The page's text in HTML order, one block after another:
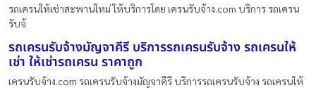
รถเครนให้เช่าสะพานใหม่ ให้บริการโดย เครนรับจ้าง.com บริการ รถเครน
รับจ้
รถเครนรับจ้างมัญจาคีรี บริการรถเครนรับจ้าง รถเครนให้
เช่า ให้เช่ารถเครน ราคาถูก
เครนรับจ้าง.com รถเครนรับจ้างมัญจาคีรี บริการรถเครนรับจ้าง รถเครนให้